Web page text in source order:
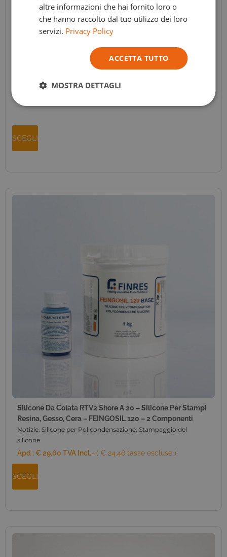
Jesmonite
SCEGLI
Silicone Da Colata RTV2 Shore A 20 – Silicone Per Stampi
Resina, Gesso, Cera – FEINGOSIL 120 – 2 Componenti
Notizie, Silicone per Policondensazione, Stampaggio del
silicone
Apd :€ 29,60 TVA Incl.- ( € 24.46 tasse escluse )
SCEGLI
altre informazioni che hai fornito loro o
che hanno raccolto dal tuo utilizzo dei loro
servizi. Privacy Policy
ACCETTA TUTTO
MOSTRA DETTAGLI